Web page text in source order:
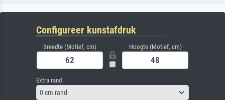
Configureer kunstafdruk
Breedte (Motief, cm) Hoogte (Motief, cm)
Extra rand
0 cm rand